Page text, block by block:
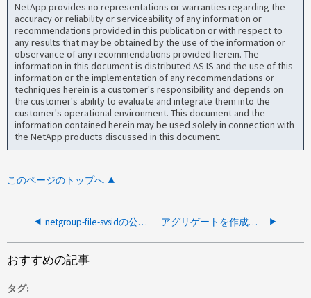
NetApp provides no representations or warranties regarding the
accuracy or reliability or serviceability of any information or
recommendations provided in this publication or with respect to
any results that may be obtained by the use of the information or
observance of any recommendations provided herein. The
information in this document is distributed AS IS and the use of this
information or the implementation of any recommendations or
techniques herein is a customer's responsibility and depends on
the customer's ability to evaluate and integrate them into the
customer's operational environment. This document and the
information contained herein may be used solely in connection with
the NetApp products discussed in this document.
このページのトップへ
netgroup-file-svsidの公式パッケージディストリビュータになれませんでした アグリゲートを作成できませんでした理由：アグリゲートはすでに存在します
おすすめの記事
タグ